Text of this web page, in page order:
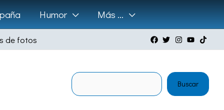
Humor Más …
de fotos
Buscar